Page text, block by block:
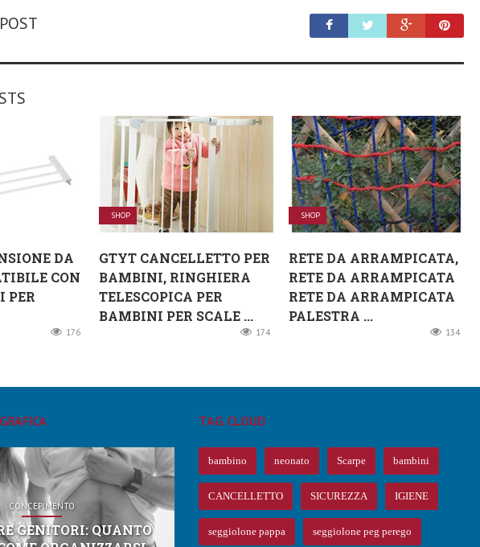
DA
CON
PER
176
SHOP
GTYT CANCELLETTO PER
BAMBINI, RINGHIERA
TELESCOPICA PER
BAMBINI PER SCALE ...
174
SHOP
RETE DA ARRAMPICATA,
RETE DA ARRAMPICATA
RETE DA ARRAMPICATA
PALESTRA ...
134
CONCEPIMENTO
GENITORI: QUANTO
TAG CLOUD
bambino neonato Scarpe bambini
CANCELLETTO SICUREZZA IGIENE
seggiolone pappa seggiolone peg perego